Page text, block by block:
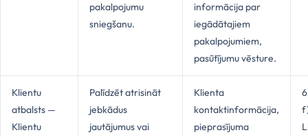
pakalpojumu
sniegšanu.
informācija par
iegādātajiem
pakalpojumiem,
pasūtījumu vēsture.
Klientu
atbalsts —
Klientu
Palīdzēt atrisināt
jebkādus
jautājumus vai
Klienta
kontaktinformācija,
pieprasījuma